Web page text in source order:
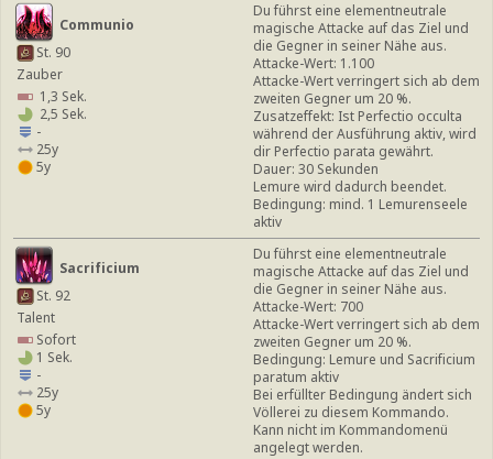
Communio
St. 90
Zauber
1,3 Sek.
2,5 Sek.
-
25y
5y
Du führst eine elementneutrale
magische Attacke auf das Ziel und
die Gegner in seiner Nähe aus.
Attacke-Wert: 1.100
Attacke-Wert verringert sich ab dem
zweiten Gegner um 20 %.
Zusatzeffekt: Ist Perfectio occulta
während der Ausführung aktiv, wird
dir Perfectio parata gewährt.
Dauer: 30 Sekunden
Lemure wird dadurch beendet.
Bedingung: mind. 1 Lemurenseele
aktiv
Sacrificium
St. 92
Talent
Sofort
1 Sek.
-
25y
5y
Du führst eine elementneutrale
magische Attacke auf das Ziel und
die Gegner in seiner Nähe aus.
Attacke-Wert: 700
Attacke-Wert verringert sich ab dem
zweiten Gegner um 20 %.
Bedingung: Lemure und Sacrificium
paratum aktiv
Bei erfüllter Bedingung ändert sich
Völlerei zu diesem Kommando.
Kann nicht im Kommandomenü
angelegt werden.